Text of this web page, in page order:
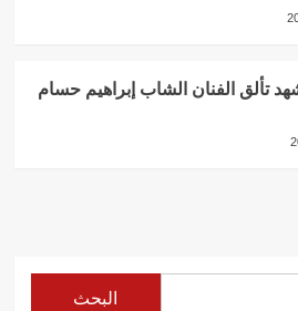
تألق الفنان الشاب إبراهيم حسام
البحث